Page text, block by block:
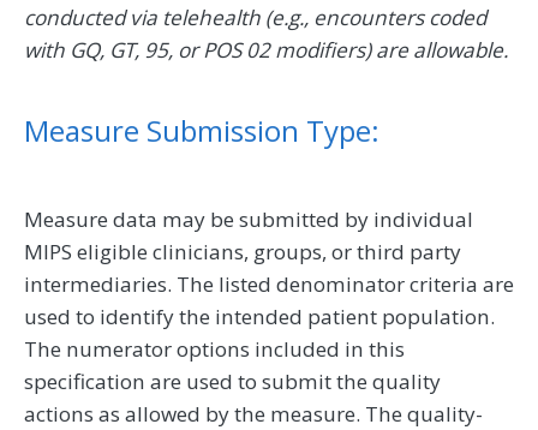
conducted via telehealth (e.g., encounters coded
with GQ, GT, 95, or POS 02 modifiers) are allowable.
Measure Submission Type:
Measure data may be submitted by individual
MIPS eligible clinicians, groups, or third party
intermediaries. The listed denominator criteria are
used to identify the intended patient population.
The numerator options included in this
specification are used to submit the quality
actions as allowed by the measure. The quality-